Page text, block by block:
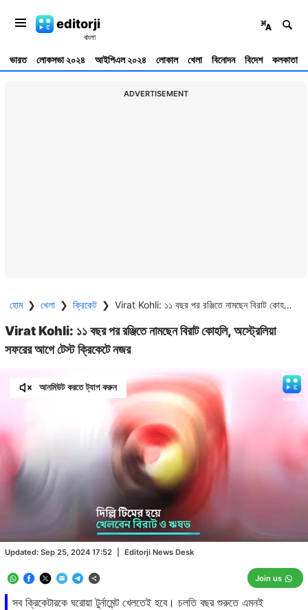
editorji
ভারত লোকসভা ২০২৪ আইপিএল ২০২৪ লোকাল খেলা বিনোদন বিদেশ কলকাতা
ADVERTISEMENT
হোম ❯ খেলা ❯ ক্রিকেট ❯ Virat Kohli: ১১ বছর পর রঞ্জিতে নামছেন বিরাট কোহলি, অস্ট্রেলিয়া সফরের আগে টেস্ট ক্রিকেটে নজর
Virat Kohli: ১১ বছর পর রঞ্জিতে নামছেন বিরাট কোহলি, অস্ট্রেলিয়া
সফরের আগে টেস্ট ক্রিকেটে নজর
সব ক্রিকেটারকে ঘরোয়া টুর্নামেন্ট খেলতেই হবে। চলতি বছর শুরুতে এমনই
Updated: Sep 25, 2024 17:52 Editorji News Desk
Join us
আনমিউট করতে ট্যাপ করুন
Unmute
/
Loaded:
66.67%